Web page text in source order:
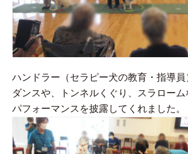
ハンドラー（セラピー犬の教育・指導員
ダンスや、トンネルくぐり、スラロー
パフォーマンスを披露してくれました。